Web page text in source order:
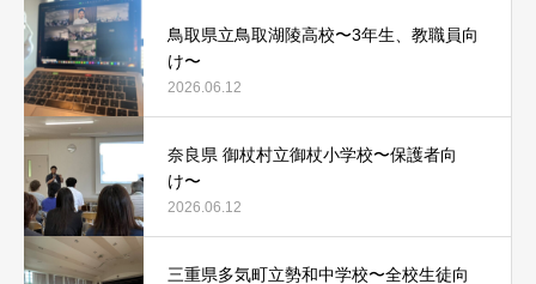
鳥取県立鳥取湖陵高校〜3年生、教職員向
け〜
2026.06.12
奈良県 御杖村立御杖小学校〜保護者向
け〜
2026.06.12
三重県多気町立勢和中学校〜全校生徒向